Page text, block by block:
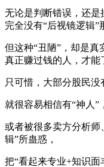
无论是判断错误，还
完全没有“后视镜逻辑”
但这种“丑陋”，却是真
真正赚过钱的人，才能
只可惜，大部分股民没
就很容易相信有“神人”
或者被很多卖方分析师
辑”所蛊惑，
把“看起来专业+知识面